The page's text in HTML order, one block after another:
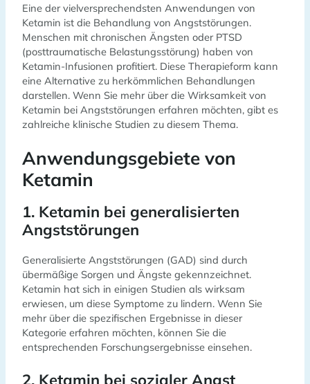
Eine der vielversprechendsten Anwendungen von
Ketamin ist die Behandlung von Angststörungen.
Menschen mit chronischen Ängsten oder PTSD
(posttraumatische Belastungsstörung) haben von
Ketamin-Infusionen profitiert. Diese Therapieform kann
eine Alternative zu herkömmlichen Behandlungen
darstellen. Wenn Sie mehr über die Wirksamkeit von
Ketamin bei Angststörungen erfahren möchten, gibt es
zahlreiche klinische Studien zu diesem Thema.
Anwendungsgebiete von
Ketamin
1. Ketamin bei generalisierten
Angststörungen
Generalisierte Angststörungen (GAD) sind durch
übermäßige Sorgen und Ängste gekennzeichnet.
Ketamin hat sich in einigen Studien als wirksam
erwiesen, um diese Symptome zu lindern. Wenn Sie
mehr über die spezifischen Ergebnisse in dieser
Kategorie erfahren möchten, können Sie die
entsprechenden Forschungsergebnisse einsehen.
2. Ketamin bei sozialer Angst